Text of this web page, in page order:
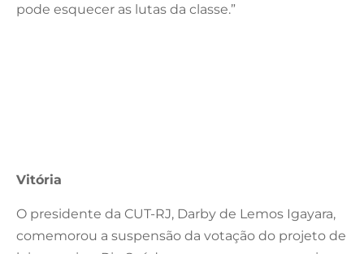
pode esquecer as lutas da classe.”
Vitória
O presidente da CUT-RJ, Darby de Lemos Igayara,
comemorou a suspensão da votação do projeto de